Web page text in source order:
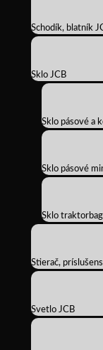
Schodík, blatník
Sklo JCB
Sklo pásové a
Sklo pásové
Sklo
Stierač,
Svetlo JCB